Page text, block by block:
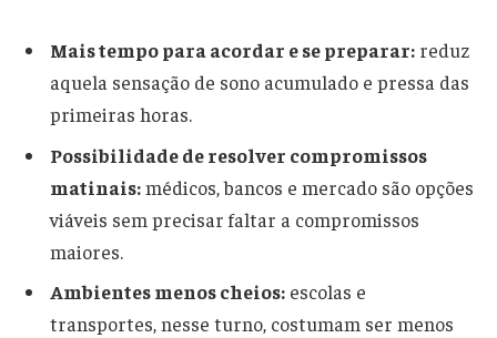
Mais tempo para acordar e se preparar: reduz
aquela sensação de sono acumulado e pressa das
primeiras horas.
Possibilidade de resolver compromissos
matinais:médicos, bancos e mercado são opções
viáveis sem precisar faltar a compromissos
maiores.
Ambientes menos cheios: escolas e
transportes, nesse turno, costumam ser menos